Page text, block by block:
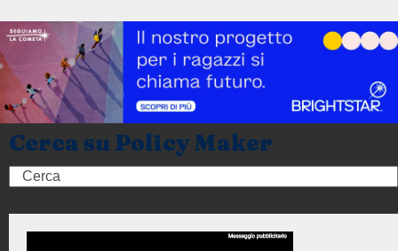
Cerca su Policy Maker
Search